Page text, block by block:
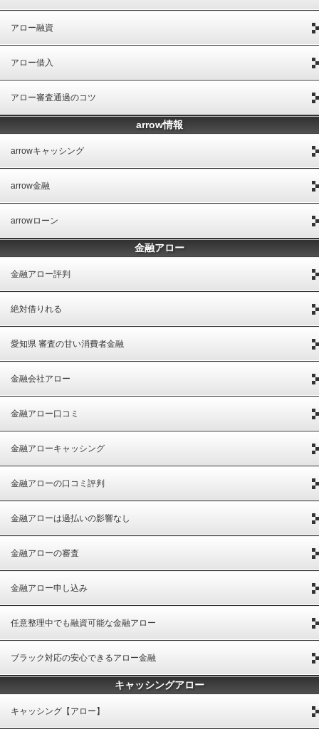
アロー融資
アロー借入
アロー審査通過のコツ
arrow情報
arrowキャッシング
arrow金融
arrowローン
金融アロー
金融アロー評判
絶対借りれる
愛知県 審査の甘い消費者金融
金融会社アロー
金融アロー口コミ
金融アローキャッシング
金融アローの口コミ評判
金融アローは過払いの影響なし
金融アローの審査
金融アロー申し込み
任意整理中でも融資可能な金融アロー
ブラック対応の安心できるアロー金融
キャッシングアロー
キャッシング【アロー】